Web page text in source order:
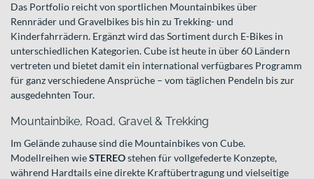
Das Portfolio reicht von sportlichen Mountainbikes über
Rennräder und Gravelbikes bis hin zu Trekking- und
Kinderfahrrädern. Ergänzt wird das Sortiment durch E-Bikes in
unterschiedlichen Kategorien. Cube ist heute in über 60 Ländern
vertreten und bietet damit ein international verfügbares Programm
für ganz verschiedene Ansprüche – vom täglichen Pendeln bis zur
ausgedehnten Tour.
Mountainbike, Road, Gravel & Trekking
Im Gelände zuhause sind die Mountainbikes von Cube.
Modellreihen wieSTEREOstehen für vollgefederte Konzepte,
während Hardtails eine direkte Kraftübertragung und vielseitige